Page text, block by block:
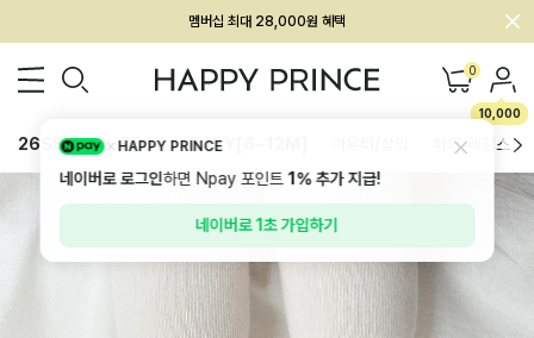
회원전용 아울렛, 가입하면 ~60% 할인!
멤버십 최대 28,000원 혜택 0
10,000
26SS 신상 BEST BABY[6~12M] 하의/레깅스
HAPPY PRINCE
네이버로 로그인하면 Npay 포인트1%추가 지급!
네이버로 1초 가입하기